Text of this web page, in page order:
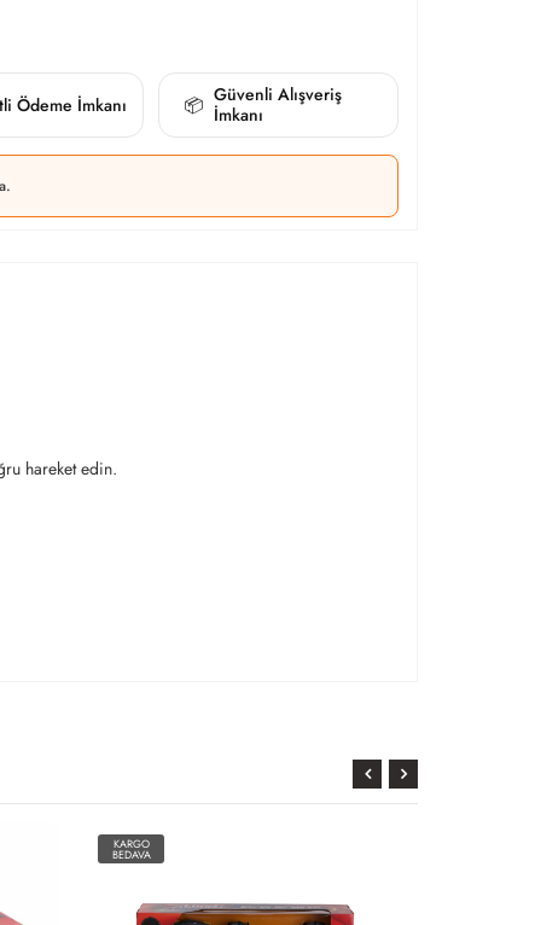
Ödeme İmkanı 📦 Güvenli Alışveriş
İmkanı
hareket edin.
KARGO
BEDAVA